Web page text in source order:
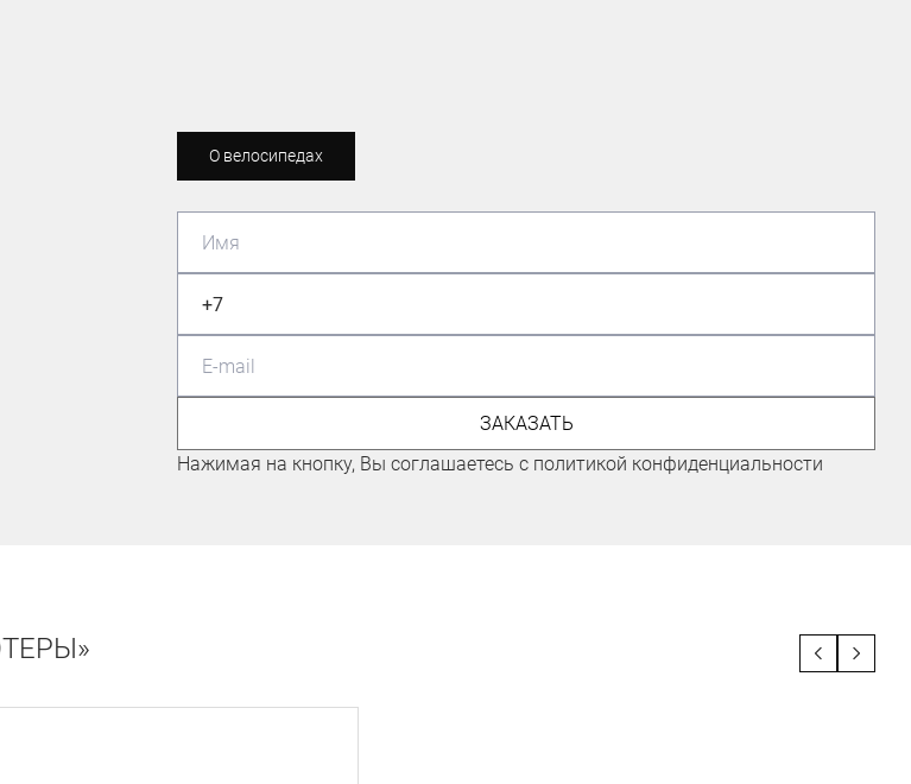
О велосипедах
МАСТЕР СПОРТА ПО
МАУНТИНБАЙКУ
ГОНЩИК КОМАНДЫ "ГОРНЫЕ
Иванов Иван
ЗАКАЗАТЬ
Нажимая на кнопку, Вы соглашаетесь с политикой конфиденциальности